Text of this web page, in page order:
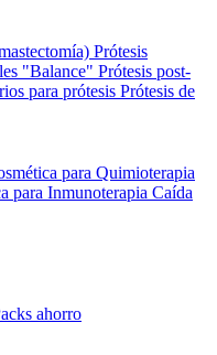
Prótesis
"Balance" Prótesis post-
para prótesis Prótesis de
para Quimioterapia
para Inmunoterapia Caída
ahorro